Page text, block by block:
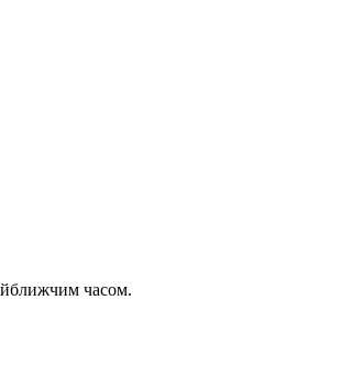
часом.